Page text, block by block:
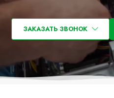
ЗАКАЗАТЬ ЗВОНОК